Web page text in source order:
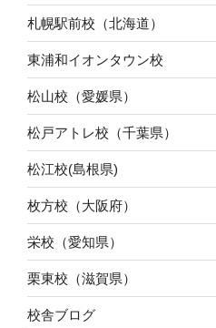
札幌駅前校（北海道）
東浦和イオンタウン校
松山校（愛媛県）
松戸アトレ校（千葉県）
松江校(島根県)
枚方校（大阪府）
栄校（愛知県）
栗東校（滋賀県）
校舎ブログ